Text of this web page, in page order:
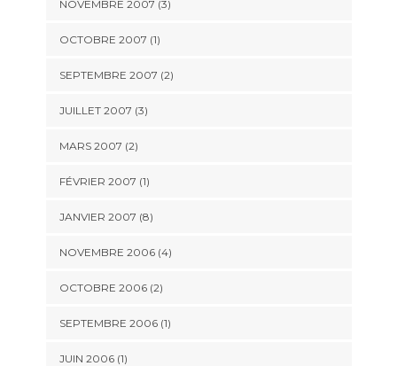
NOVEMBRE 2007 (3)
OCTOBRE 2007 (1)
SEPTEMBRE 2007 (2)
JUILLET 2007 (3)
MARS 2007 (2)
FÉVRIER 2007 (1)
JANVIER 2007 (8)
NOVEMBRE 2006 (4)
OCTOBRE 2006 (2)
SEPTEMBRE 2006 (1)
JUIN 2006 (1)